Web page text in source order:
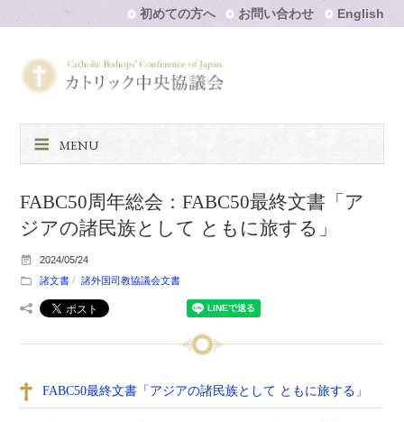
初めての方へ お問い合わせ English
MENU
FABC50周年総会：FABC50最終文書「ア
ジアの諸民族として ともに旅する」
2024/05/24
諸文書
諸外国司教協議会文書
FABC50最終文書「アジアの諸民族として ともに旅する」